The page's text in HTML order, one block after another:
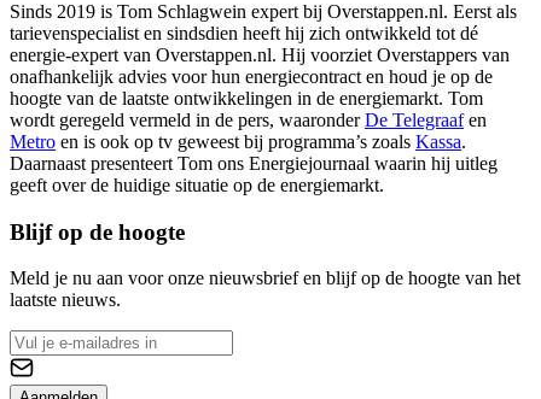
Sinds 2019 is Tom Schlagwein expert bij Overstappen.nl. Eerst als
tarievenspecialist en sindsdien heeft hij zich ontwikkeld tot dé
energie-expert van Overstappen.nl. Hij voorziet Overstappers van
onafhankelijk advies voor hun energiecontract en houd je op de
hoogte van de laatste ontwikkelingen in de energiemarkt. Tom
wordt geregeld vermeld in de pers, waaronderDe Telegraafen
Metro en is ook op tv geweest bij programma’s zoals Kassa.
Daarnaast presenteert Tom ons Energiejournaal waarin hij uitleg
geeft over de huidige situatie op de energiemarkt.
Blijf op de hoogte
Meld je nu aan voor onze nieuwsbrief en blijf op de hoogte van het
laatste nieuws.